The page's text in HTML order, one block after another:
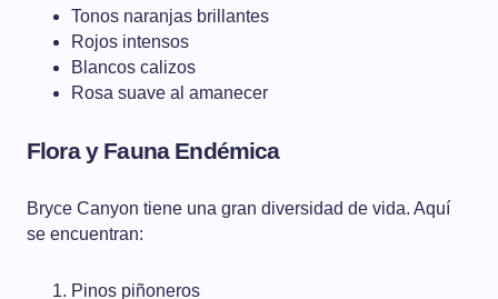
Tonos naranjas brillantes
Rojos intensos
Blancos calizos
Rosa suave al amanecer
Flora y Fauna Endémica
Bryce Canyon tiene una gran diversidad de vida. Aquí
se encuentran:
Pinos piñoneros